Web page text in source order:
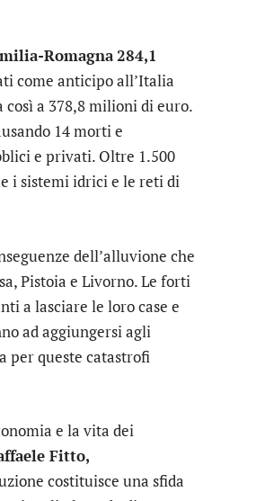
Romagna284,1
come anticipo all’Italia
così a 378,8 milioni di euro.
14 morti e
e privati. Oltre 1.500
i sistemi idrici e le reti di
dell’alluvione che
Pistoia e Livorno. Le forti
a lasciare le loro case e
ad aggiungersi agli
per queste catastrofi
e la vita dei
Fitto,
costituisce una sfida